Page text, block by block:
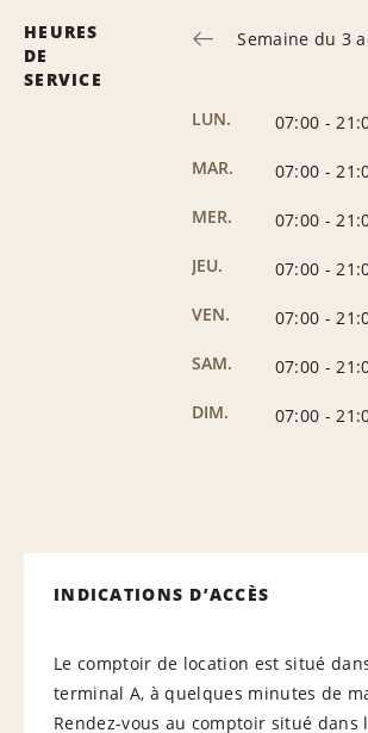
HEURES
DE
SERVICE
Semaine du 3
LUN. 07:00 -
MAR.
07:00 -
MER.
07:00 -
JEU.
07:00 -
VEN.
07:00 -
SAM.
07:00 -
DIM.
07:00 -
INDICATIONS D’ACCÈS
Le comptoir de location est situé
terminal A, à quelques minutes de
Rendez-vous au comptoir situé dans